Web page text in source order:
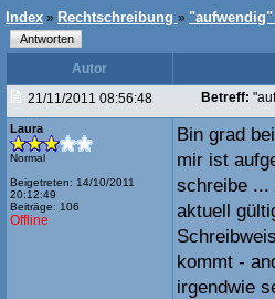
Index » Rechtschreibung »
Autor
21/11/2011 08:56:48
Betreff:
Laura
Normal
Beigetreten: 14/10/2011
20:12:49
Beiträge: 106
Offline
Bin grad
mir ist
schreibe ...
aktuell
kommt -
irgendwie